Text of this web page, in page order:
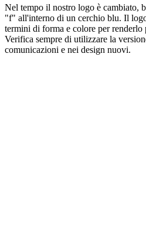
Nel tempo il nostro logo è cambiato,
"f" all'interno di un cerchio blu. Il
termini di forma e colore per renderlo
Verifica sempre di utilizzare la
comunicazioni e nei design nuovi.